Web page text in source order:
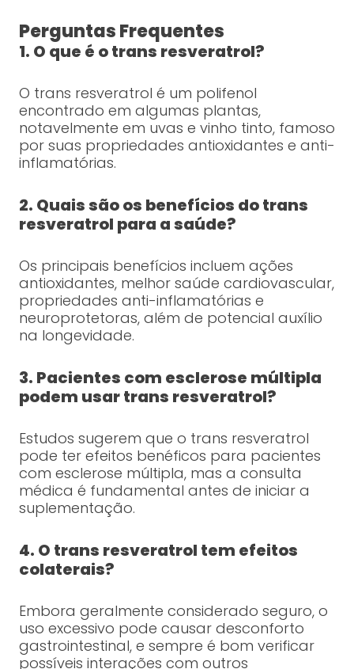
Perguntas Frequentes
1. O que é o trans resveratrol?
O trans resveratrol é um polifenol
encontrado em algumas plantas,
notavelmente em uvas e vinho tinto, famoso
por suas propriedades antioxidantes e anti-
inflamatórias.
2. Quais são os benefícios do trans
resveratrol para a saúde?
Os principais benefícios incluem ações
antioxidantes, melhor saúde cardiovascular,
propriedades anti-inflamatórias e
neuroprotetoras, além de potencial auxílio
na longevidade.
3. Pacientes com esclerose múltipla
podem usar trans resveratrol?
Estudos sugerem que o trans resveratrol
pode ter efeitos benéficos para pacientes
com esclerose múltipla, mas a consulta
médica é fundamental antes de iniciar a
suplementação.
4. O trans resveratrol tem efeitos
colaterais?
Embora geralmente considerado seguro, o
uso excessivo pode causar desconforto
gastrointestinal, e sempre é bom verificar
possíveis interações com outros